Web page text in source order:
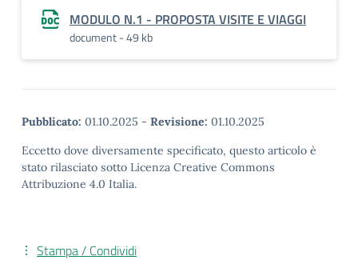
MODULO N.1 - PROPOSTA VISITE E VIAGGI
document - 49 kb
Pubblicato: 01.10.2025 - Revisione: 01.10.2025
Eccetto dove diversamente specificato, questo articolo è
stato rilasciato sotto Licenza Creative Commons
Attribuzione 4.0 Italia.
Stampa / Condividi